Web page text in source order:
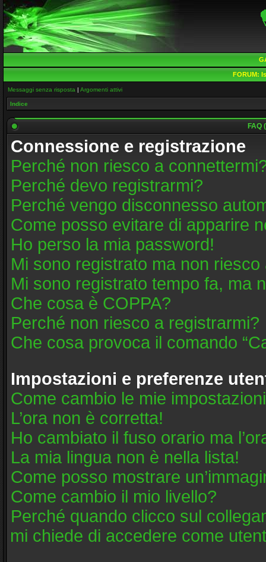
FORUM:
Messaggi senza risposta | Argomenti attivi
Indice
FAQ
Connessione e registrazione
Perché non riesco a
Perché devo registrarmi?
Perché vengo disconnesso
Come posso evitare di apparire
Ho perso la mia password!
Mi sono registrato ma non
Mi sono registrato tempo fa, ma
Che cosa è COPPA?
Perché non riesco a registrarmi?
Che cosa provoca il comando
Impostazioni e preferenze
Come cambio le mie
L’ora non è corretta!
Ho cambiato il fuso orario ma
La mia lingua non è nella lista!
Come posso mostrare
Come cambio il mio livello?
Perché quando clicco sul
mi chiede di accedere come